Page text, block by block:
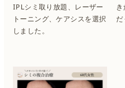
IPLシミ取り放題、レーザー
トーニング、ケアシスを選択
しました。